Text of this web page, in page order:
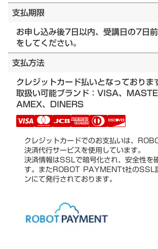
支払期限
お申し込み後7日以内、受講日の7日
をしてください。
支払方法
クレジットカード払いとなっておりま
取扱い可能ブランド：VISA、
AMEX、DINERS
クレジットカードでのお支払いは、
決済代行サービスを使用しています。
決済情報はSSLで暗号化され、安全性を
す。またROBOT PAYMENTt社のSSL
ンにて発行されております。